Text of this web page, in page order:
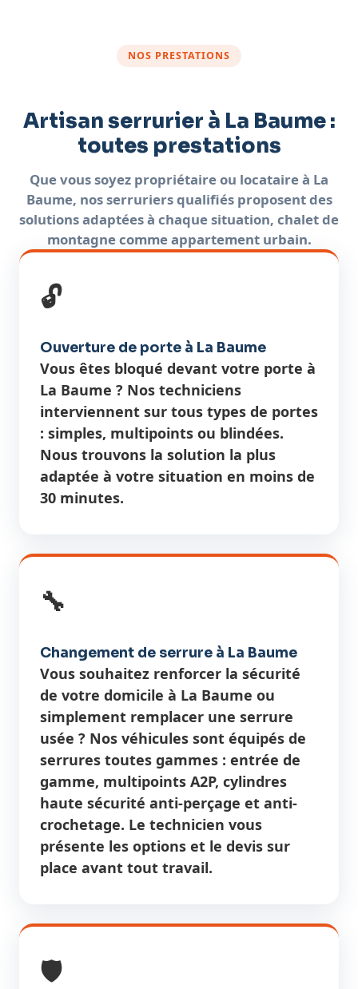
NOS PRESTATIONS
Artisan serrurier à La Baume :
toutes prestations
Que vous soyez propriétaire ou locataire à La
Baume, nos serruriers qualifiés proposent des
solutions adaptées à chaque situation, chalet de
montagne comme appartement urbain.
🔓
Ouverture de porte à La Baume
Vous êtes bloqué devant votre porte à
La Baume ? Nos techniciens
interviennent sur tous types de portes
: simples, multipoints ou blindées.
Nous trouvons la solution la plus
adaptée à votre situation en moins de
30 minutes.
🔧
Changement de serrure à La Baume
Vous souhaitez renforcer la sécurité
de votre domicile à La Baume ou
simplement remplacer une serrure
usée ? Nos véhicules sont équipés de
serrures toutes gammes : entrée de
gamme, multipoints A2P, cylindres
haute sécurité anti-perçage et anti-
crochetage. Le technicien vous
présente les options et le devis sur
place avant tout travail.
🛡️